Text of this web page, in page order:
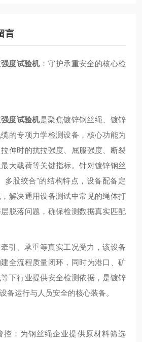
言
度试验机：守护承重安全的核心检
度试验机是聚焦镀锌钢丝绳、镀锌
的专项力学检测设备，核心功能为
伸时的抗拉强度、屈服强度、断裂
大载荷等关键指标。针对镀锌钢丝
多股绞合"的结构特点，设备配备定
解决通用设备测试中常见的绳体打
脱落问题，确保检测数据真实匹配
引、承重等真实工况受力，该设备
全流程质量闭环，同时为港口、矿
下行业提供安全检测依据，是镀锌
备运行与人员安全的核心装备。
控：为钢丝绳企业提供原材料筛选